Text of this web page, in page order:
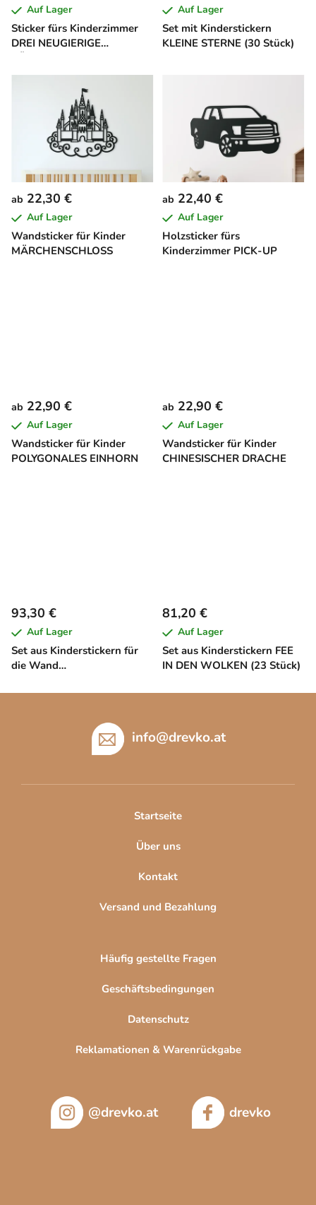
Sticker fürs Kinderzimmer
DREI NEUGIERIGE
Auf Lager
Set mit Kinderstickern
KLEINE STERNE (30 Stück)
Auf Lager
Wandsticker für Kinder
MÄRCHENSCHLOSS
ab 22,30 €
Auf Lager
Holzsticker fürs
Kinderzimmer PICK-UP
ab 22,40 €
Auf Lager
Wandsticker für Kinder
POLYGONALES EINHORN
ab 22,90 €
Auf Lager
Wandsticker für Kinder
CHINESISCHER DRACHE
ab 22,90 €
Auf Lager
Set aus Kinderstickern für
die Wand
Stück)
93,30 €
Auf Lager
Set aus Kinderstickern FEE
IN DEN WOLKEN (23 Stück)
81,20 €
Auf Lager
info@drevko.at
Startseite
Über uns
Kontakt
Versand und Bezahlung
Häufig gestellte Fragen
Geschäftsbedingungen
Datenschutz
Reklamationen & Warenrückgabe
@drevko.at drevko